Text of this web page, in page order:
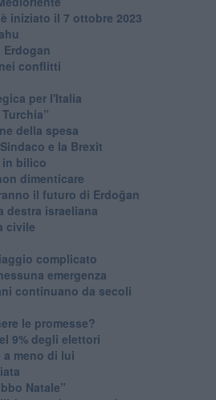
iniziato il 7 ottobre 2023
Erdogan
conflitti
per l'Italia
della spesa
e la Brexit
in bilico
dimenticare
il futuro di Erdoğan
destra israeliana
civile
complicato
emergenza
continuano da secoli
le promesse?
9% degli elettori
meno di lui
Natale”